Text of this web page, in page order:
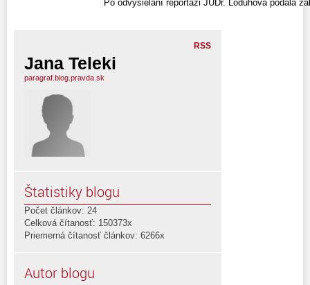
Po odvysielaní reportáži JUDr. Loduhová podala
RSS
Jana Teleki
paragraf.blog.pravda.sk
Štatistiky blogu
Počet článkov: 24
Celková čítanosť: 150373x
Priemerná čítanosť článkov: 6266x
Autor blogu